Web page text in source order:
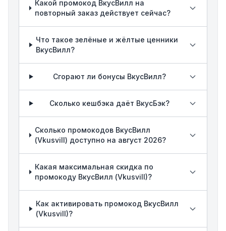
Какой промокод ВкусВилл на
повторный заказ действует сейчас?
Что такое зелёные и жёлтые ценники
ВкусВилл?
Сгорают ли бонусы ВкусВилл?
Сколько кешбэка даёт ВкусБэк?
Сколько промокодов ВкусВилл
(Vkusvill) доступно на август 2026?
Какая максимальная скидка по
промокоду ВкусВилл (Vkusvill)?
Как активировать промокод ВкусВилл
(Vkusvill)?